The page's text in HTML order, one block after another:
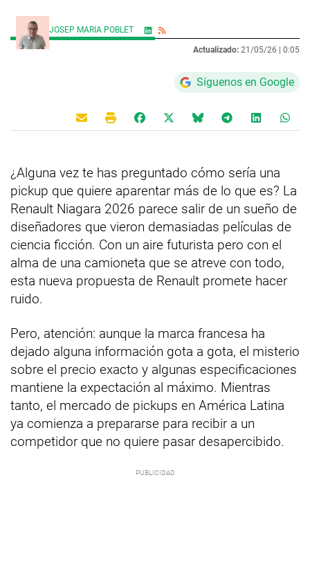
JOSEP MARIA POBLET
Actualizado: 21/05/26 | 0:05
Síguenos en Google
¿Alguna vez te has preguntado cómo sería una
pickup que quiere aparentar más de lo que es? La
Renault Niagara 2026 parece salir de un sueño de
diseñadores que vieron demasiadas películas de
ciencia ficción. Con un aire futurista pero con el
alma de una camioneta que se atreve con todo,
esta nueva propuesta de Renault promete hacer
ruido.
Pero, atención: aunque la marca francesa ha
dejado alguna información gota a gota, el misterio
sobre el precio exacto y algunas especificaciones
mantiene la expectación al máximo. Mientras
tanto, el mercado de pickups en América Latina
ya comienza a prepararse para recibir a un
competidor que no quiere pasar desapercibido.